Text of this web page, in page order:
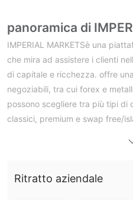
panoramica di
IMPERIAL MARKETSè una
che mira ad assistere i clienti
di capitale e ricchezza. offre
negoziabili, tra cui forex e
possono scegliere tra più tipi di
classici, premium e swap free/
degli scambi. l'assistenza
Ritratto aziendale